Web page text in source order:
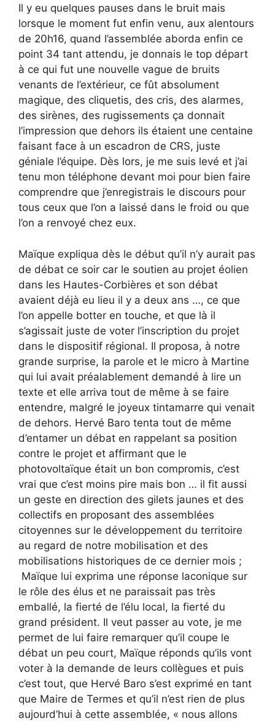
Il y eu quelques pauses dans le bruit mais
lorsque le moment fut enfin venu, aux alentours
de 20h16, quand l’assemblée aborda enfin ce
point 34 tant attendu, je donnais le top départ
à ce qui fut une nouvelle vague de bruits
venants de l’extérieur, ce fût absolument
magique, des cliquetis, des cris, des alarmes,
des sirènes, des rugissements ça donnait
l’impression que dehors ils étaient une centaine
faisant face à un escadron de CRS, juste
géniale l’équipe. Dès lors, je me suis levé et j’ai
tenu mon téléphone devant moi pour bien faire
comprendre que j’enregistrais le discours pour
tous ceux que l’on a laissé dans le froid ou que
l’on a renvoyé chez eux.
Maïque expliqua dès le début qu’il n’y aurait pas
de débat ce soir car le soutien au projet éolien
dans les Hautes-Corbières et son débat
avaient déjà eu lieu il y a deux ans …, ce que
l’on appelle botter en touche, et que là il
s’agissait juste de voter l’inscription du projet
dans le dispositif régional. Il proposa, à notre
grande surprise, la parole et le micro à Martine
qui lui avait préalablement demandé à lire un
texte et elle arriva tout de même à se faire
entendre, malgré le joyeux tintamarre qui venait
de dehors. Hervé Baro tenta tout de même
d’entamer un débat en rappelant sa position
contre le projet et affirmant que le
photovoltaïque était un bon compromis, c’est
vrai que c’est moins pire mais bon … il fit aussi
un geste en direction des gilets jaunes et des
collectifs en proposant des assemblées
citoyennes sur le développement du territoire
au regard de notre mobilisation et des
mobilisations historiques de ce dernier mois ;
Maïque lui exprima une réponse laconique sur
le rôle des élus et ne paraissait pas très
emballé, la fierté de l’élu local, la fierté du
grand président. Il veut passer au vote, je me
permet de lui faire remarquer qu’il coupe le
débat un peu court, Maïque réponds qu’ils vont
voter à la demande de leurs collègues et puis
c’est tout, que Hervé Baro s’est exprimé en tant
que Maire de Termes et qu’il n’est rien de plus
aujourd’hui à cette assemblée, « nous allons